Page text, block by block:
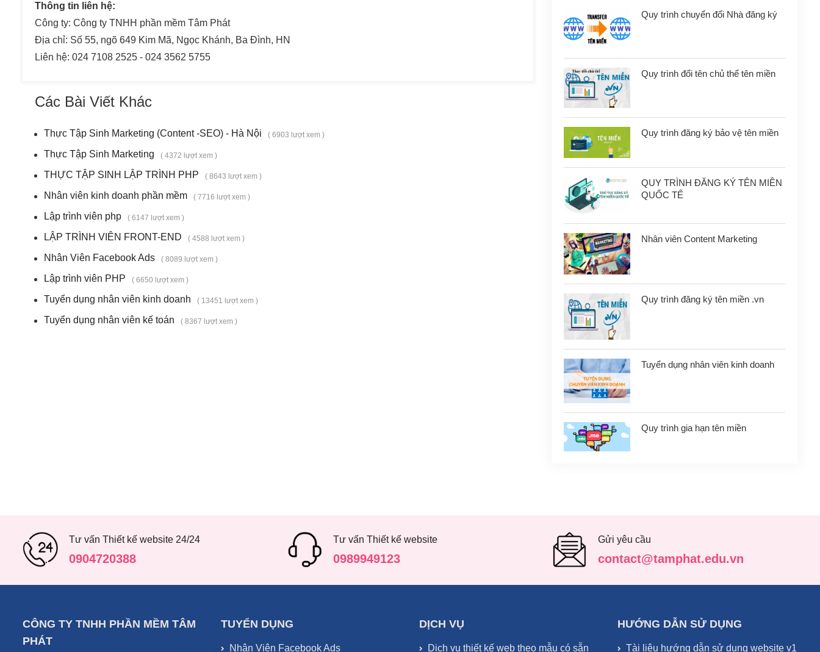
Thông tin liên hệ:
Công ty: Công ty TNHH phần mềm Tâm Phát
Địa chỉ: Số 55, ngõ 649 Kim Mã, Ngọc Khánh, Ba Đình, HN
Liên hệ: 024 7108 2525 - 024 3562 5755
Các Bài Viết Khác
Thực Tập Sinh Marketing (Content -SEO) - Hà Nội ( 6903 lượt xem )
Thực Tập Sinh Marketing ( 4372 lượt xem )
THỰC TẬP SINH LẬP TRÌNH PHP ( 8643 lượt xem )
Nhân viên kinh doanh phần mềm ( 7716 lượt xem )
Lập trình viên php ( 6147 lượt xem )
LẬP TRÌNH VIÊN FRONT-END ( 4588 lượt xem )
Nhân Viên Facebook Ads ( 8089 lượt xem )
Lập trình viên PHP ( 6650 lượt xem )
Tuyển dụng nhân viên kinh doanh ( 13451 lượt xem )
Tuyển dụng nhân viên kế toán ( 8367 lượt xem )
Quy trình chuyển đổi Nhà đăng ký
Quy trình đổi tên chủ thể tên miền
Quy trình đăng ký bảo vệ tên miền
QUY TRÌNH ĐĂNG KÝ TÊN MIỀN
QUỐC TẾ
Nhân viên Content Marketing
Quy trình đăng ký tên miền .vn
Tuyển dụng nhân viên kinh doanh
Quy trình gia hạn tên miền
Tư vấn Thiết kế website 24/24
0904720388
Tư vấn Thiết kế website
0989949123
Gửi yêu cầu
contact@tamphat.edu.vn
CÔNG TY TNHH PHẦN MỀM TÂM
PHÁT
TUYỂN DỤNG
Nhân Viên Facebook Ads
DỊCH VỤ
Dịch vụ thiết kế web theo mẫu có sẵn
HƯỚNG DẪN SỬ DỤNG
Tài liệu hướng dẫn sử dụng website v1